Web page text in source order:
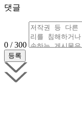
댓글
0 / 300